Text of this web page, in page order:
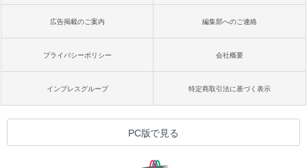
広告掲載のご案内 編集部へのご連絡
プライバシーポリシー 会社概要
インプレスグループ 特定商取引法に基づく表示
PC版で見る